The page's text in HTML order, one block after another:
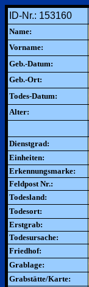
ID-Nr.: 153160
Name:
Vorname:
Geb.-Datum:
Geb.-Ort:
Todes-Datum:
Alter:
Dienstgrad:
Einheiten:
Erkennungsmarke:
Feldpost Nr.:
Todesland:
Todesort:
Erstgrab:
Todesursache:
Friedhof:
Grablage:
Grabstätte/Karte: